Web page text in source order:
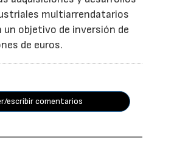
multiarrendatarios
un objetivo de inversión de
de euros.
escribir comentarios